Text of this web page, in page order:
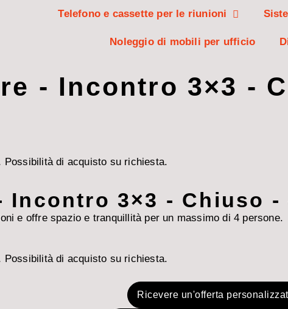
Telefono e cassette per le riunioni
Noleggio di mobili per ufficio
- Incontro 3×3 -
Possibilità di acquisto su richiesta.
Incontro 3×3 - Chiuso -
e offre spazio e tranquillità per un massimo di 4 persone.
Possibilità di acquisto su richiesta.
Ricevere un'offerta